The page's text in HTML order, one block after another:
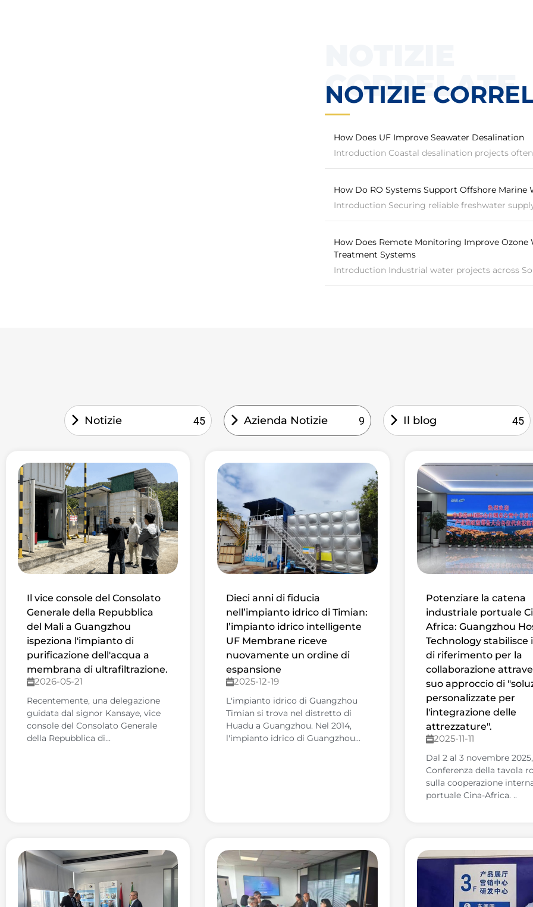
CORRELATE
NOTIZIE
How Does UF Improve Seawater Desalination
Introduction Coastal desalination projects
How Do RO Systems Support Offshore Marine
Introduction Securing reliable freshwater
How Does Remote Monitoring Improve Ozone
Treatment Systems
Introduction Industrial water projects across
Notizie 45 Azienda Notizie 9 Il blog 45
Il vice console del Consolato
Generale della Repubblica
del Mali a Guangzhou
ispeziona l'impianto di
purificazione dell'acqua a
membrana di ultrafiltrazione.
2026-05-21
Recentemente, una delegazione
guidata dal signor Kansaye, vice
console del Consolato Generale
della Repubblica di...
Dieci anni di fiducia
nell’impianto idrico di Timian:
l’impianto idrico intelligente
UF Membrane riceve
nuovamente un ordine di
espansione
2025-12-19
L'impianto idrico di Guangzhou
Timian si trova nel distretto di
Huadu a Guangzhou. Nel 2014,
l'impianto idrico di Guangzhou...
Potenziare la catena
industriale portuale
Africa: Guangzhou
Technology stabilisce
di riferimento per la
collaborazione
suo approccio di
personalizzate per
l'integrazione delle
attrezzature".
2025-11-11
Dal 2 al 3 novembre
Conferenza della tavola
sulla cooperazione
portuale Cina-Africa. ..